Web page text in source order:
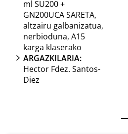
ml SU200 +
GN200UCA SARETA,
altzairu galbanizatua,
nerbioduna, A15
karga klaserako
ARGAZKILARIA:
Hector Fdez. Santos-
Diez